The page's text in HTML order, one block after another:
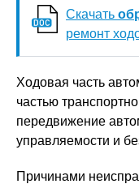
Скачать
ремонт
Ходовая часть
частью
передвижение
управляемости и
Причинами